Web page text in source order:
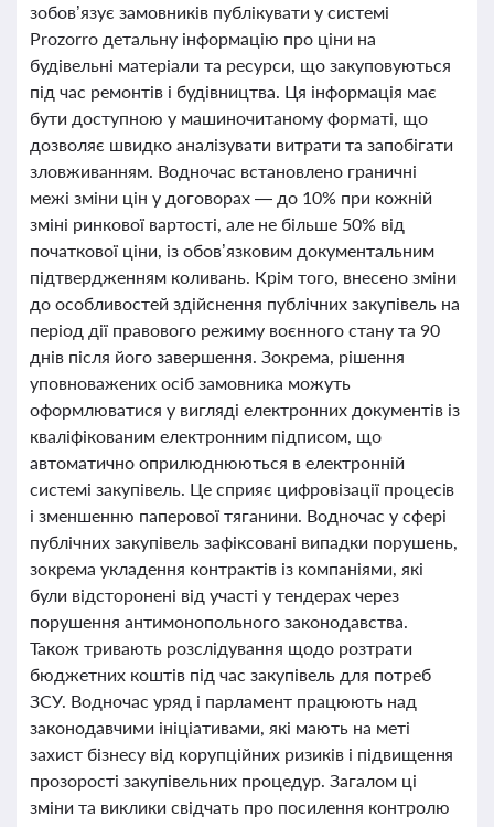
зобов’язує замовників публікувати у системі
Prozorro детальну інформацію про ціни на
будівельні матеріали та ресурси, що закуповуються
під час ремонтів і будівництва. Ця інформація має
бути доступною у машиночитаному форматі, що
дозволяє швидко аналізувати витрати та запобігати
зловживанням. Водночас встановлено граничні
межі зміни цін у договорах — до 10% при кожній
зміні ринкової вартості, але не більше 50% від
початкової ціни, із обов’язковим документальним
підтвердженням коливань. Крім того, внесено зміни
до особливостей здійснення публічних закупівель на
період дії правового режиму воєнного стану та 90
днів після його завершення. Зокрема, рішення
уповноважених осіб замовника можуть
оформлюватися у вигляді електронних документів із
кваліфікованим електронним підписом, що
автоматично оприлюднюються в електронній
системі закупівель. Це сприяє цифровізації процесів
і зменшенню паперової тяганини. Водночас у сфері
публічних закупівель зафіксовані випадки порушень,
зокрема укладення контрактів із компаніями, які
були відсторонені від участі у тендерах через
порушення антимонопольного законодавства.
Також тривають розслідування щодо розтрати
бюджетних коштів під час закупівель для потреб
ЗСУ. Водночас уряд і парламент працюють над
законодавчими ініціативами, які мають на меті
захист бізнесу від корупційних ризиків і підвищення
прозорості закупівельних процедур. Загалом ці
зміни та виклики свідчать про посилення контролю